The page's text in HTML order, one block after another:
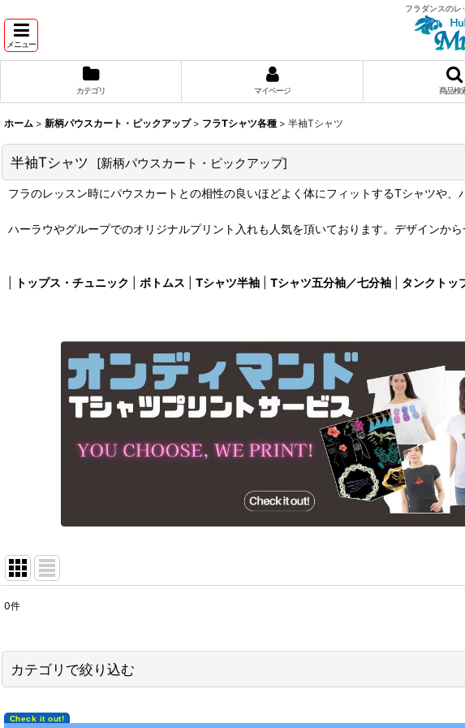
フラダンスの
メニュー
カテゴリ マイページ 商品検
ホーム > 新柄パウスカート・ピックアップ > フラTシャツ各種 > 半袖Tシャツ
半袖Tシャツ [新柄パウスカート・ピックアップ]
フラのレッスン時にパウスカートとの相性の良いほどよく体にフィットするTシャツや
ハーラウやグループでのオリジナルプリント入れも人気を頂いております。デザインか
トップス・チュニック ボトムス Tシャツ半袖 Tシャツ五分袖／七分袖 タンクトッ
在庫あり
並び順:
0件
カテゴリで絞り込む
フラTシャツ各種 (全商品)